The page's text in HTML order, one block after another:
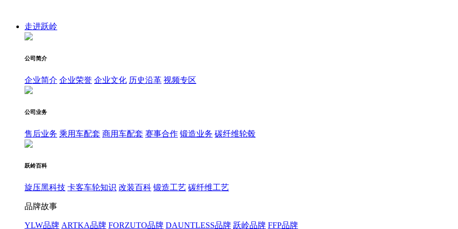
走进跃岭
公司简介
企业简介 企业荣誉 企业文化 历史沿革 视频专区
公司业务
售后业务 乘用车配套 商用车配套 赛事合作 锻造业务 碳纤维轮毂
跃岭百科
旋压黑科技 卡客车轮知识 改装百科 锻造工艺 碳纤维工艺
品牌故事
YLW品牌 ARTKA品牌 FORZUTO品牌 DAUNTLESS品牌 跃岭品牌 FFP品牌